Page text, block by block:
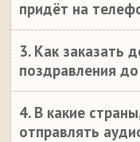
придёт на
3. Как заказать
поздравления
4. В какие
отправлять